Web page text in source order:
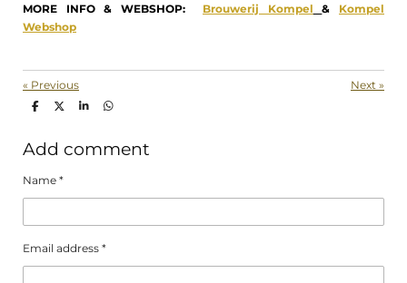
MORE INFO & WEBSHOP: Brouwerij Kompel & Kompel
Webshop
« Previous Next »
S
e
S
S
e
S
e
Add comment
Name *
Email address *